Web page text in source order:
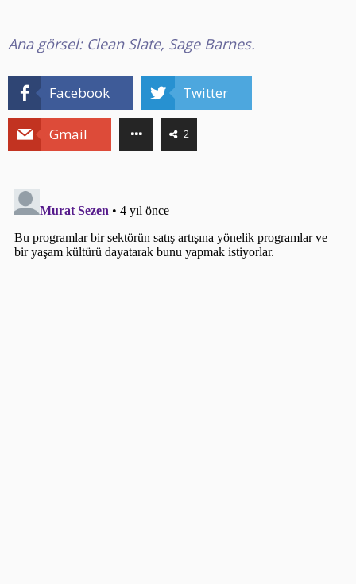
Ana görsel: Clean Slate, Sage Barnes.
Facebook Twitter
Gmail 2